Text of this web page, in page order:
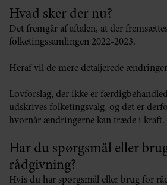
Hvad sker der nu?
Det fremgår af aftalen, at der
folketingssamlingen 2022-2023.
Heraf vil de mere detaljerede
Lovforslag, der ikke er
udskrives folketingsvalg, og det er
hvornår ændringerne kan træde i kraft.
Har du spørgsmål eller
rådgivning?
Hvis du har spørgsmål eller brug for